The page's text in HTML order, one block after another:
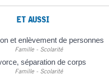
ET AUSSI
et enlèvement de personnes
Famille - Scolarité
séparation de corps
Famille - Scolarité